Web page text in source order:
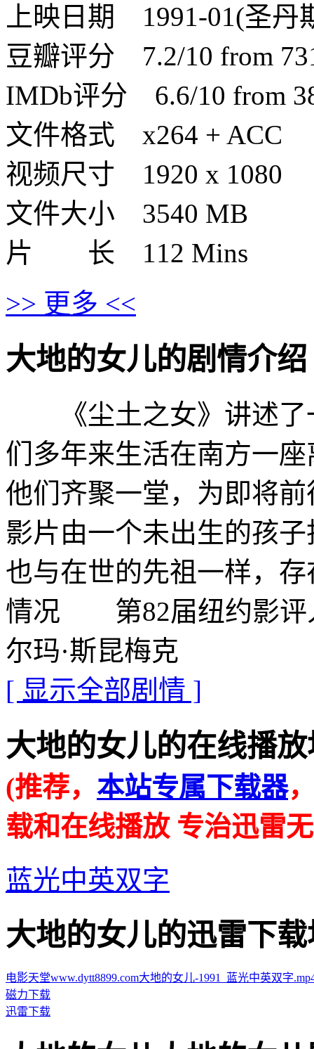
上映日期 1991-01(圣丹
豆瓣评分 7.2/10 from
IMDb评分 6.6/10 from
文件格式 x264 + ACC
视频尺寸 1920 x 1080
文件大小 3540 MB
片 长 112 Mins
>> 更多 <<
大地的女儿的剧情介绍 ·
《尘土之女》讲述了
们多年来生活在南方一
他们齐聚一堂，为即将
影片由一个未出生的孩
也与在世的先祖一样，
情况 第82届纽约影
尔玛·斯昆梅克
[ 显示全部剧情 ]
大地的女儿的在线播放
(推荐， 本站专属下载器
载和在线播放 专治迅雷
蓝光中英双字
大地的女儿的迅雷下载
电影天堂www.dytt8899.com大地的女儿-1991_蓝光中英双字
磁力下载
迅雷下载